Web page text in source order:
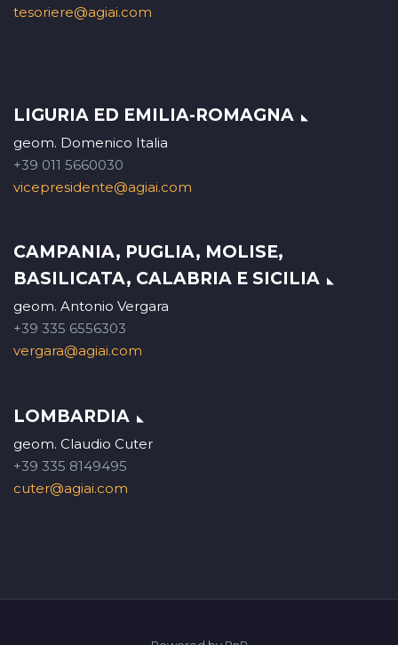
tesoriere@agiai.com
LIGURIA ED EMILIA-ROMAGNA
geom. Domenico Italia
+39 011 5660030
vicepresidente@agiai.com
CAMPANIA, PUGLIA, MOLISE,
BASILICATA, CALABRIA E SICILIA
geom. Antonio Vergara
+39 335 6556303
vergara@agiai.com
LOMBARDIA
geom. Claudio Cuter
+39 335 8149495
cuter@agiai.com